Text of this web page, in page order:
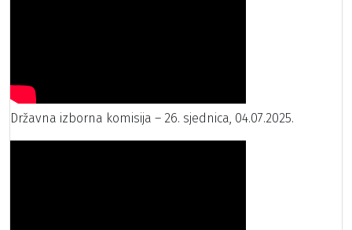
Državna izborna komisija – 26. sjednica, 04.07.2025.